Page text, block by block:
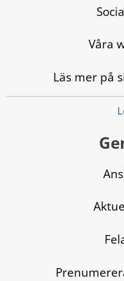
Våra
Läs mer på